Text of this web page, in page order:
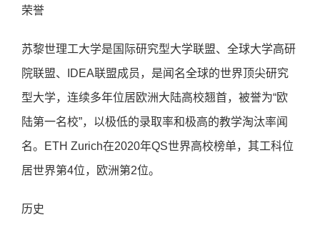
荣誉
苏黎世理⼯⼤学是国际研究型⼤学联盟、全球⼤学⾼研
院联盟、IDEA联盟成员，是闻名全球的世界顶尖研究
型⼤学，连续多年位居欧洲⼤陆⾼校翘⾸，被誉为“欧
陆第⼀名校”，以极低的录取率和极⾼的教学淘汰率闻
名。ETH Zurich在2020年QS世界⾼校榜单，其⼯科位
居世界第4位，欧洲第2位。
历史